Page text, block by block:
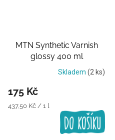
MTN Synthetic Varnish
glossy 400 ml
Transparentní lak
Skladem (2 ks)
175 Kč
Měrná
437,50 Kč / 1 l